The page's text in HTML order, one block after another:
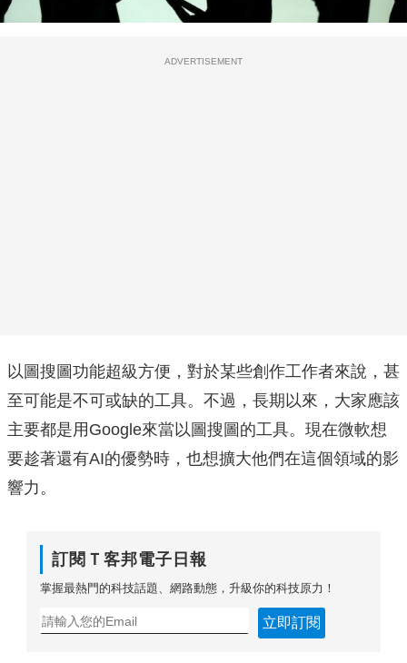
ADVERTISEMENT
以圖搜圖功能超級方便，對於某些創作工作者來說，甚
至可能是不可或缺的工具。不過，長期以來，大家應該
主要都是用Google來當以圖搜圖的工具。現在微軟想
要趁著還有AI的優勢時，也想擴大他們在這個領域的影
響力。
訂閱Ｔ客邦電子日報
掌握最熱門的科技話題、網路動態，升級你的科技原力！
立即訂閱